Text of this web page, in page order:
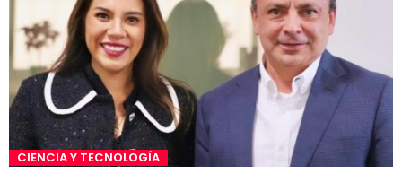
CIENCIA Y TECNOLOGÍA